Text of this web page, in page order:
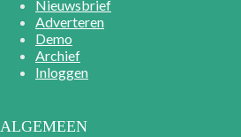
Nieuwsbrief
Adverteren
Demo
Archief
Inloggen
ALGEMEEN